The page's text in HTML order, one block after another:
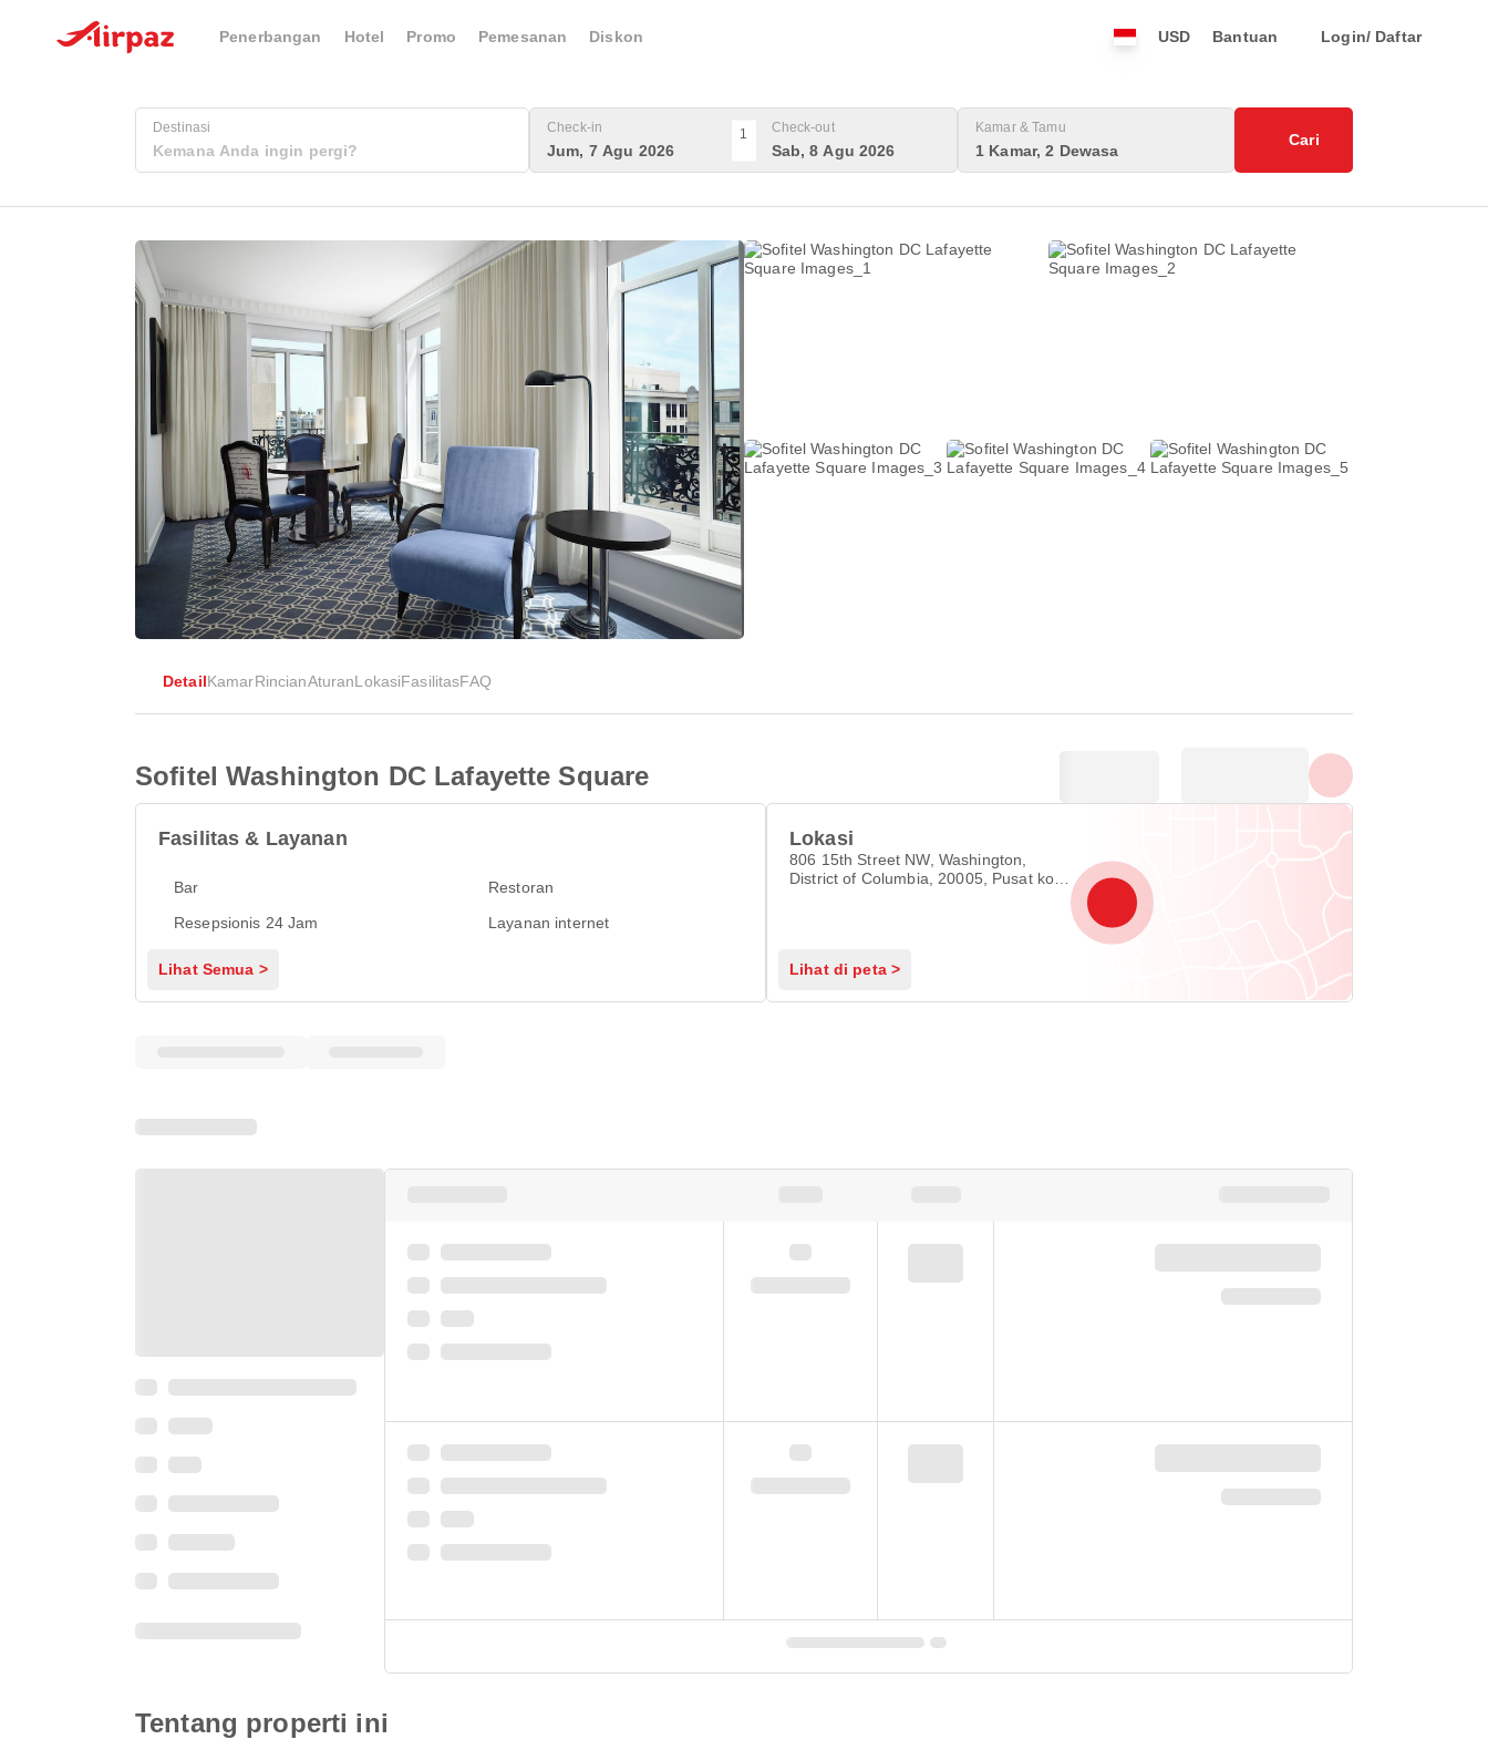
Penerbangan Hotel Promo Pemesanan Diskon USD Bantuan Login/ Daftar
Destinasi Check-in
Jum, 7 Agu 2026
1 Check-out
Sab, 8 Agu 2026
Kamar & Tamu
1 Kamar, 2 Dewasa
Cari
DetailKamarRincianAturanLokasiFasilitasFAQ
Sofitel Washington DC Lafayette Square
Fasilitas & Layanan
Bar
Restoran
Resepsionis 24 Jam
Layanan internet
Lihat Semua >
Lokasi
806 15th Street NW, Washington,
District of Columbia, 20005, Pusat kota
Lihat di peta >
Tentang properti ini